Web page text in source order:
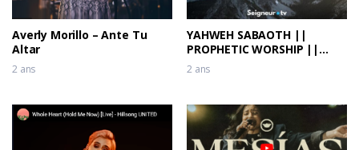
Averly Morillo – Ante Tu
Altar
2 ans
YAHWEH SABAOTH ||
PROPHETIC WORSHIP ||
Theophilus Sunday, Dunsin
Oyekan & Kaestrings
2 ans